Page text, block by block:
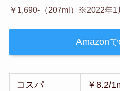
￥1,690-（207ml）※2022年1
Amazonで
コスパ ￥8.2/